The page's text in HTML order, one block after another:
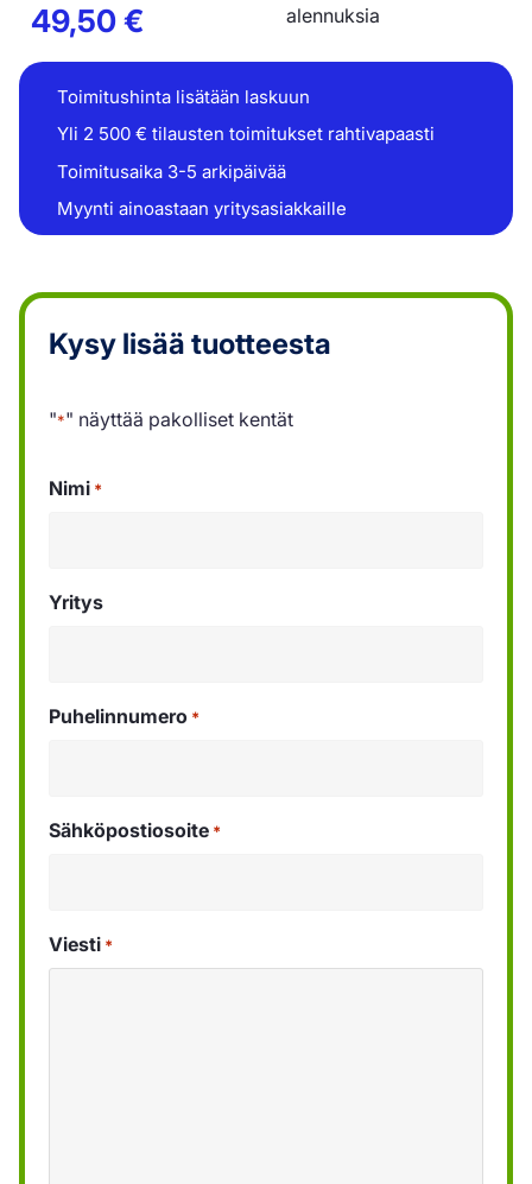
49,50€
alennuksia
Toimitushinta lisätään laskuun
Yli 2 500 € tilausten toimitukset rahtivapaasti
Toimitusaika 3-5 arkipäivää
Myynti ainoastaan yritysasiakkaille
Kysy lisää tuotteesta
"*" näyttää pakolliset kentät
Nimi *
Yritys
Puhelinnumero *
Sähköpostiosoite *
Viesti *